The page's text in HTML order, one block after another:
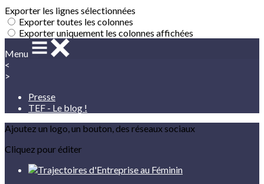
Exporter les lignes sélectionnées
Exporter toutes les colonnes
Exporter uniquement les colonnes affichées
Menu
<
>
Presse
TEF - Le blog !
Ajoutez un logo, un bouton, des réseaux sociaux
Cliquez pour éditer